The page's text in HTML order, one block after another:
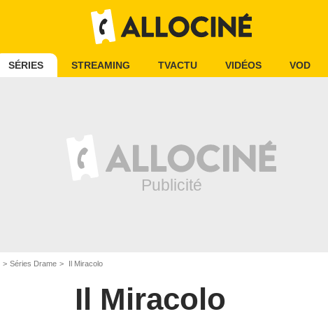
SÉRIES STREAMING TVACTU VIDÉOS VOD
Séries Drame Il Miracolo
Il Miracolo